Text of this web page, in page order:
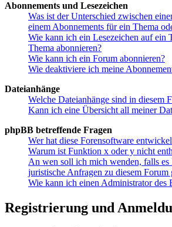
Abonnements und Lesezeichen
Was ist der Unterschied zwischen
einem Abonnements für ein Thema
Wie kann ich ein Lesezeichen auf ein
Thema abonnieren?
Wie kann ich ein Forum abonnieren?
Wie deaktiviere ich meine
Dateianhänge
Welche Dateianhänge sind in diesem
Kann ich eine Übersicht all meiner
phpBB betreffende Fragen
Wer hat diese Forensoftware
Warum ist Funktion x oder y nicht
An wen soll ich mich wenden, falls es
juristische Anfragen zu diesem Forum
Wie kann ich einen Administrator des
Registrierung und